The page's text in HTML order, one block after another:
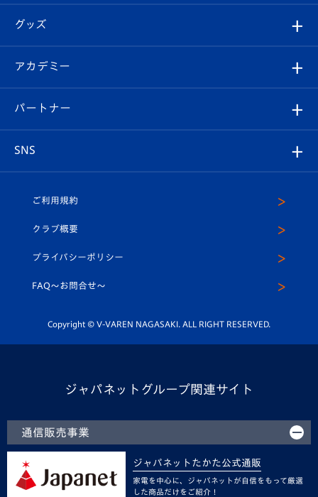
チケット
イベント
メディア
ホームタウン
スタッフプロフィール
マスコット紹介
平和祈念活動
ホームタウン活動
はじめての観戦ガイド
Revive Team
ヴィヴィくんの長崎おもてなしガイド
フォトギャラリー
スタジアムグルメ
チケット
V-LOVERS（ファンクラブ）
プレイヤーズスイート
グッズ
オンラインショップ
店舗情報
アカデミー
育成からのお知らせ
U-18
スクール
パートナー
SNS
ヴィヴィくんインスタグラム
公式LINE＠
ご利用規約
クラブ概要
プライバシーポリシー
FAQ〜お問合せ〜
Copyright © V-VAREN NAGASAKI. ALL RIGHT RESERVED.
ジャパネットグループ関連サイト
通信販売事業
ジャパネットたかた公式通販
家電を中心に、ジャパネットが自信をもって厳選
した商品だけをご紹介！